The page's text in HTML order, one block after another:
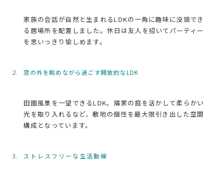
家族の会話が自然と生まれるLDKの一角に趣味に没頭でき
る居場所を配置しました。休日は友人を招いてパーティー
を思いっきり愉しめます。
窓の外を眺めながら過ごす開放的なLDK
田園風景を一望できるLDK。隣家の庭を活かして柔らかい
光を取り入れるなど、敷地の個性を最大限引き出した空間
構成となっています。
ストレスフリーな生活動線